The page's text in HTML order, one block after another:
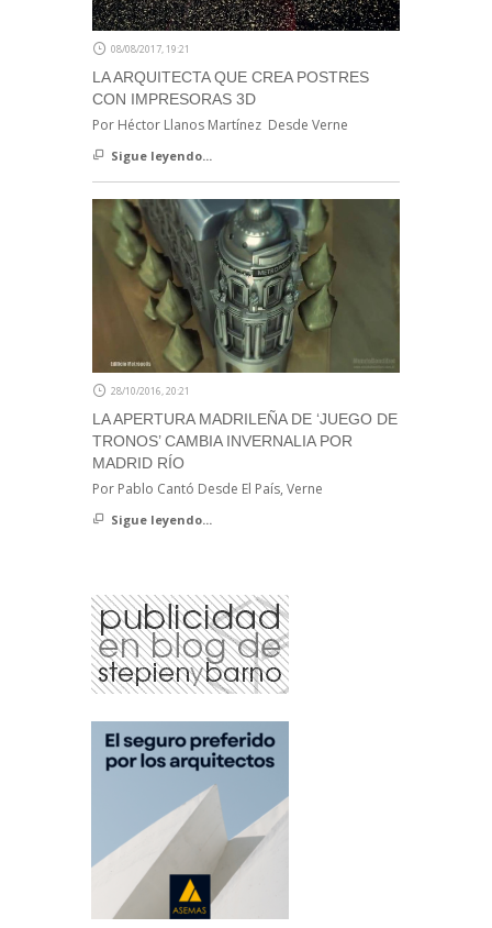
08/08/2017, 19:21
LA ARQUITECTA QUE CREA POSTRES
CON IMPRESORAS 3D
Por Héctor Llanos Martínez Desde Verne
Sigue leyendo...
28/10/2016, 20:21
LA APERTURA MADRILEÑA DE ‘JUEGO DE
TRONOS’ CAMBIA INVERNALIA POR
MADRID RÍO
Por Pablo Cantó Desde El País, Verne
Sigue leyendo...